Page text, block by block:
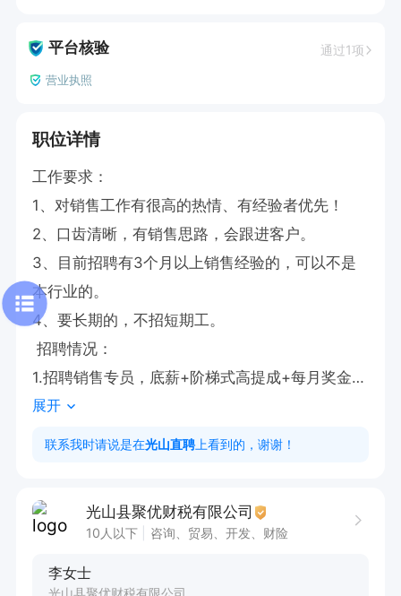
平台核验 通过1项
营业执照
职位详情
工作要求：
1、对销‬售工作有很高的热‬情、有经验‬者优先！
2、口齿清晰，有销售思路，会跟进客户。
3、目前招聘有3个月以上销售经验的，可以不是
本行业的。
4、要长期的，不招短期工。
招聘情况：
1.招聘销售专员，底薪+阶梯式高提成+每月奖金
+节日福利+社保；
2.周末双休，法定节假日休息；
4.工作时间：8.10分-11点40，2点-6点
展开
联系我时请说是在光山直聘 上看到的，谢谢！
光山县聚优财税有限公司
10人以下 咨询、贸易、开发、财险
李女士